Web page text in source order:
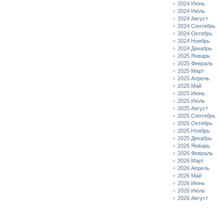
2024 Июнь
2024 Июль
2024 Август
2024 Сентябрь
2024 Октябрь
2024 Ноябрь
2024 Декабрь
2025 Январь
2025 Февраль
2025 Март
2025 Апрель
2025 Май
2025 Июнь
2025 Июль
2025 Август
2025 Сентябрь
2025 Октябрь
2025 Ноябрь
2025 Декабрь
2026 Январь
2026 Февраль
2026 Март
2026 Апрель
2026 Май
2026 Июнь
2026 Июль
2026 Август